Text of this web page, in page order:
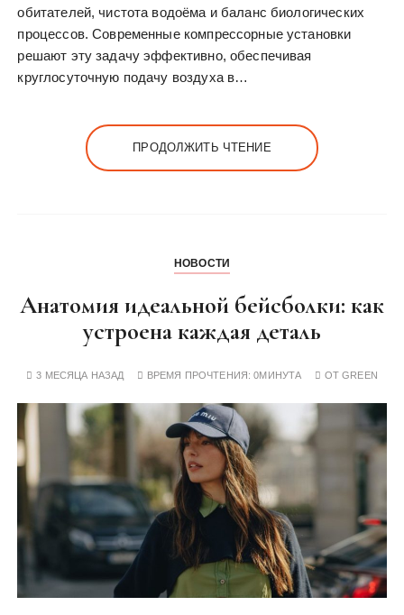
обитателей, чистота водоёма и баланс биологических
процессов. Современные компрессорные установки
решают эту задачу эффективно, обеспечивая
круглосуточную подачу воздуха в…
ПРОДОЛЖИТЬ ЧТЕНИЕ
НОВОСТИ
Анатомия идеальной бейсболки: как
устроена каждая деталь
3 МЕСЯЦА НАЗАД ВРЕМЯ ПРОЧТЕНИЯ:0МИНУТА ОТGREEN